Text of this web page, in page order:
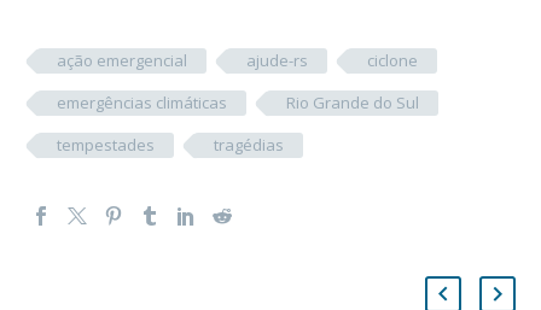
ação emergencial ajude-rs
ciclone
emergências climáticas
Rio Grande do Sul
tempestades
tragédias